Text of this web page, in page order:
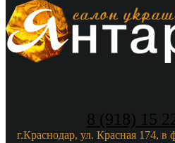
8 (918) 15
г.Краснодар, ул. Красная 174,